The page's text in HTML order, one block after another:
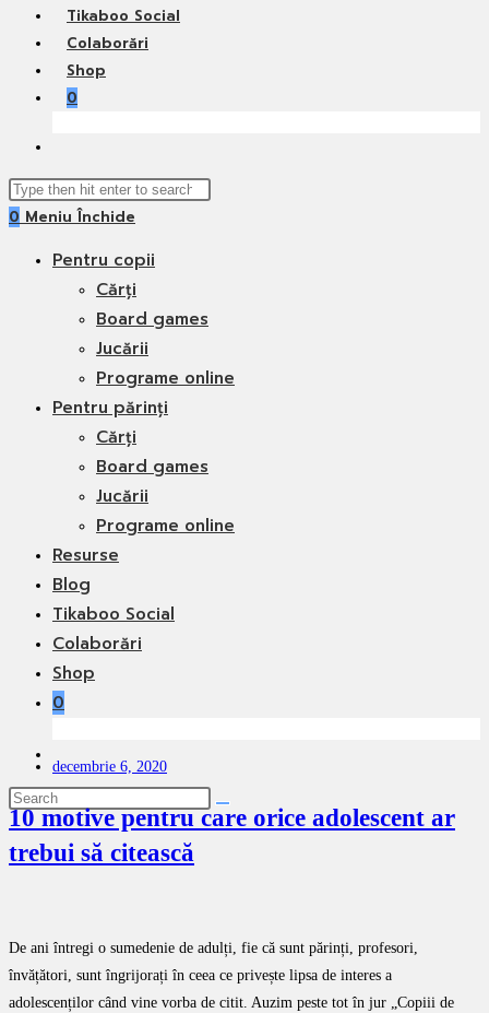
Tikaboo Social
Colaborări
Shop
0
search
Search
this
0 Meniu Închide
Pentru copii
Cărți
Board games
Jucării
Programe online
Pentru părinți
Cărți
Board games
Jucării
Programe online
Resurse
Blog
Tikaboo Social
Colaborări
Shop
0
website
search
decembrie 6, 2020
10 motive pentru care orice adolescent ar
trebui să citească
De ani întregi o sumedenie de adulți, fie că sunt părinți, profesori,
învățători, sunt îngrijorați în ceea ce privește lipsa de interes a
adolescenților când vine vorba de citit. Auzim peste tot în jur „Copiii de